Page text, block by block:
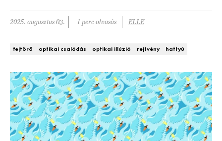
Hírek
Trendek
Szobák
Ötletek
Szép terek
HOROSZKÓP
SZTÁRHÍREK
BUSINESS
ANYA
2025. augusztus 03. 1 perc olvasás ELLE
fejtörő optikai csalódás optikai illúzió rejtvény hattyú